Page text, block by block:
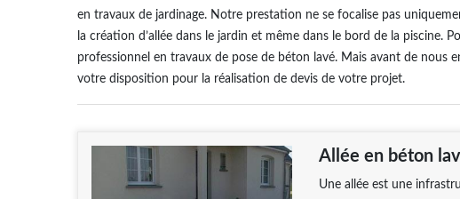
en travaux de jardinage. Notre prestation ne se focalise pas
la création d’allée dans le jardin et même dans le bord de la piscine.
professionnel en travaux de pose de béton lavé. Mais avant de nous
votre disposition pour la réalisation de devis de votre projet.
Allée en béton
Une allée est une